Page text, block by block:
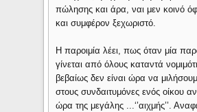
πώλησης και άρα, ναι μεν κοινό
και συμφέρον ξεχωριστό.
Η παροιμία λέει, πως όταν μία
γίνεται από όλους καταντά
βεβαίως δεν είναι ώρα να
στους συνδαιτυμόνες ενός οίκου
ώρα της μεγάλης ...‘’αιχμής’’.